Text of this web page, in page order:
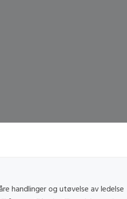
handlinger og utøvelse av ledelse